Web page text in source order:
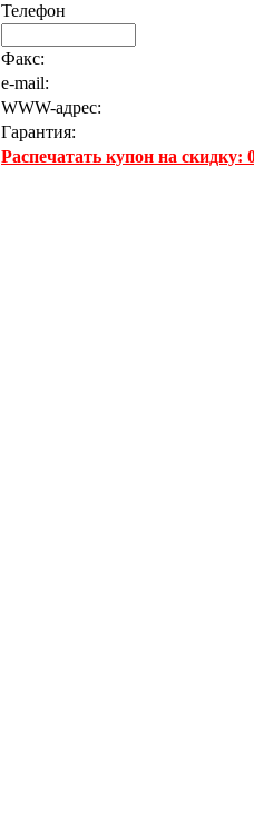
Телефон
Факс:
e-mail:
WWW-адрес:
Гарантия:
Распечатать купон на скидку: